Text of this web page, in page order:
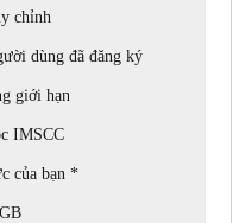
chỉnh
dùng đã đăng ký
giới hạn
IMSCC
của bạn *